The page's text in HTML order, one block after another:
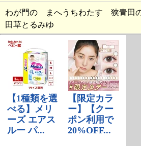
わが門の まへうちわたす 狭青田
田草とるみゆ